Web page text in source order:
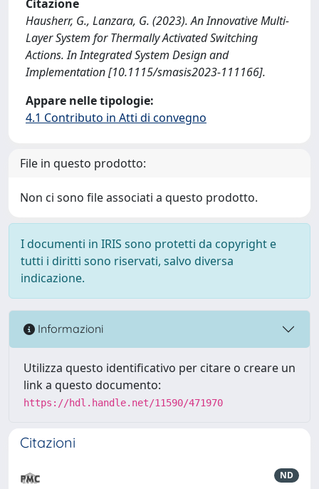
Citazione
Hausherr, G., Lanzara, G. (2023). An Innovative Multi-
Layer System for Thermally Activated Switching
Actions. In Integrated System Design and
Implementation [10.1115/smasis2023-111166].
Appare nelle tipologie:
4.1 Contributo in Atti di convegno
File in questo prodotto:
Non ci sono file associati a questo prodotto.
I documenti in IRIS sono protetti da copyright e
tutti i diritti sono riservati, salvo diversa
indicazione.
Informazioni
Utilizza questo identificativo per citare o creare un
link a questo documento:
https://hdl.handle.net/11590/471970
Citazioni
ND